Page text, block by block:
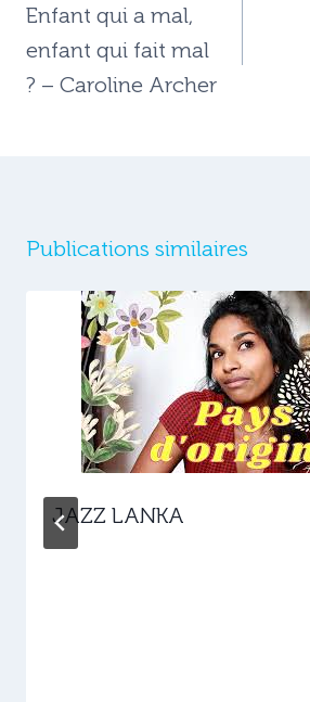
Enfant qui a mal,
enfant qui fait mal
? – Caroline Archer
Publications similaires
JAZZ LANKA